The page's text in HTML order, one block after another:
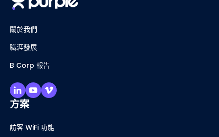
關於我們
職涯發展
B Corp 報告
方案
訪客 WiFi 功能